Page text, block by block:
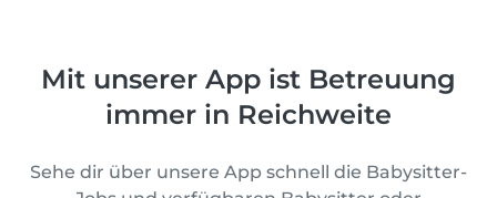
Mit unserer App ist Betreuung
immer in Reichweite
Sehe dir über unsere App schnell die Babysitter-